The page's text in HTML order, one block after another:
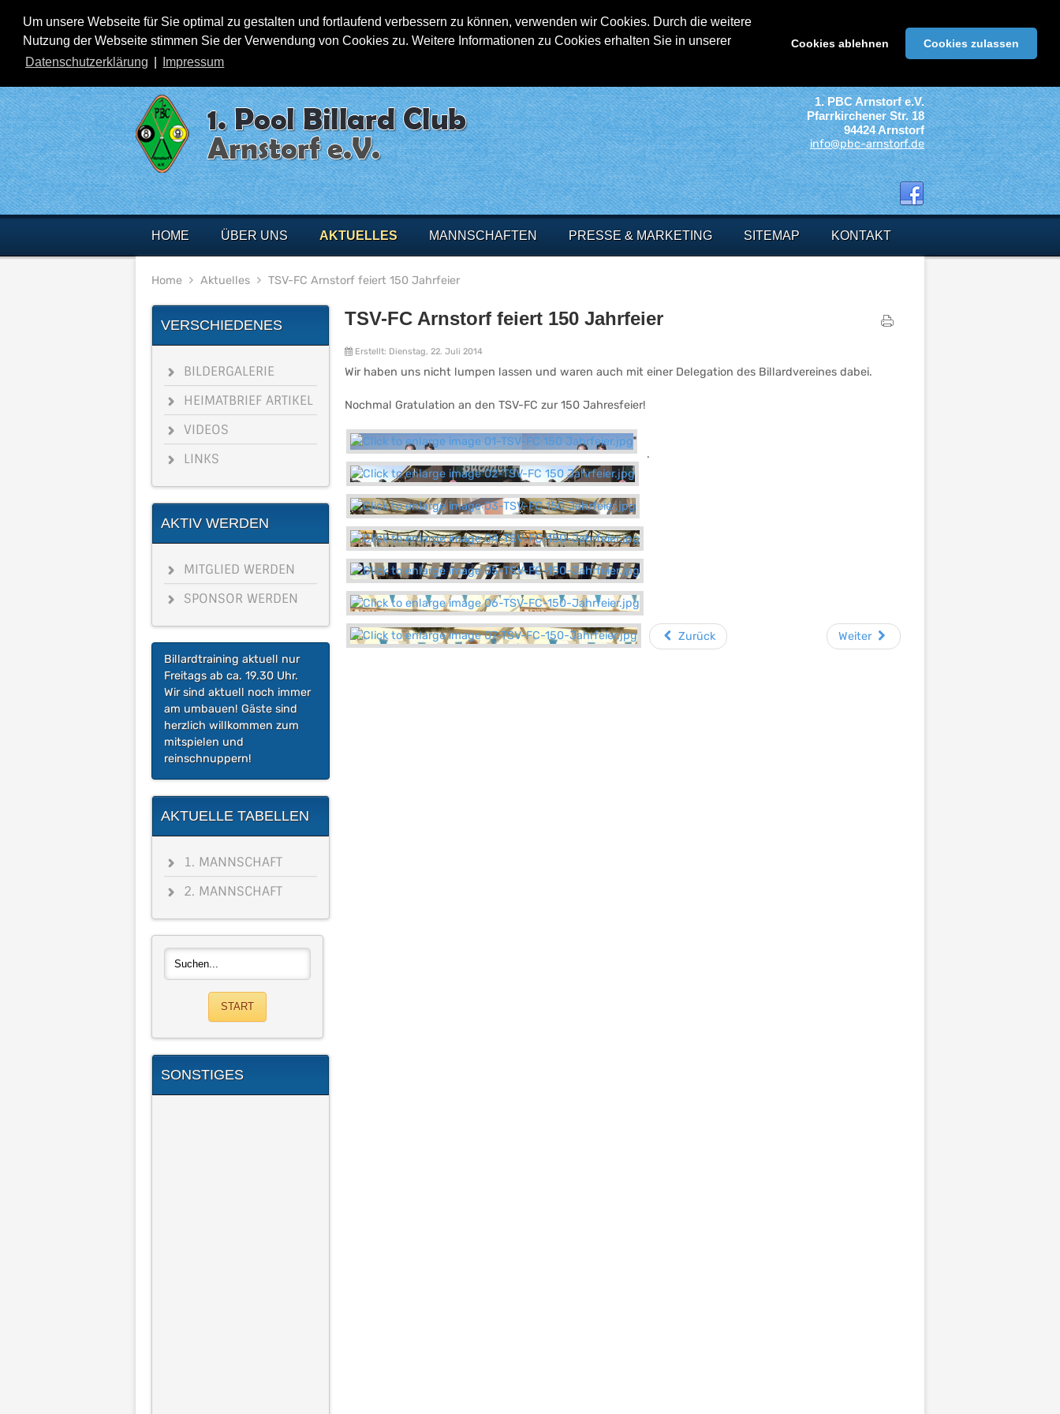
Um unsere Webseite für Sie optimal zu gestalten und fortlaufend verbessern zu können, verwenden wir Cookies. Durch die weitere
Nutzung der Webseite stimmen Sie der Verwendung von Cookies zu. Weitere Informationen zu Cookies erhalten Sie in unserer
Datenschutzerklärung
Impressum
Cookies ablehnen Cookies zulassen
1. PBC Arnstorf e.V.
Pfarrkirchener Str. 18
94424 Arnstorf
info@pbc-arnstorf.de
HOME ÜBER UNS AKTUELLES MANNSCHAFTEN PRESSE & MARKETING SITEMAP KONTAKT
Home Aktuelles TSV-FC Arnstorf feiert 150 Jahrfeier
VERSCHIEDENES
BILDERGALERIE
HEIMATBRIEF ARTIKEL
VIDEOS
LINKS
AKTIV WERDEN
MITGLIED WERDEN
SPONSOR WERDEN
Billardtraining aktuell nur
Freitags ab ca. 19.30 Uhr.
Wir sind aktuell noch immer
am umbauen! Gäste sind
herzlich willkommen zum
mitspielen und
reinschnuppern!
AKTUELLE TABELLEN
1. MANNSCHAFT
2. MANNSCHAFT
SONSTIGES
TSV-FC Arnstorf feiert 150 Jahrfeier
Erstellt: Dienstag, 22. Juli 2014
Wir haben uns nicht lumpen lassen und waren auch mit einer Delegation des Billardvereines dabei.
Nochmal Gratulation an den TSV-FC zur 150 Jahresfeier!
.
Zurück Weiter